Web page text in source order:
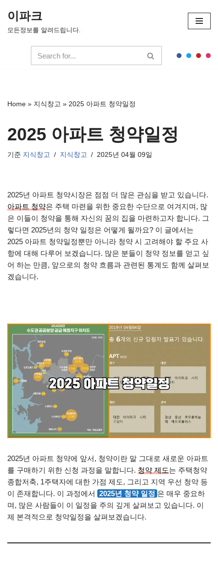
콘
기
이파크
모든정보를 알려드립니다.
Home » 지식창고 » 2025 아파트 청약일정
2025 아파트 청약일정
기준 지식창고 지식창고 2025년 04월 09일
2025년 아파트 청약시장은 점점 더 많은 관심을 받고 있습니다.
아파트 청약은 주택 마련을 위한 중요한 수단으로 여겨지며, 많
은 이들이 청약을 통해 자신의 꿈의 집을 마련하고자 합니다. 그
렇다면 2025년의 청약 일정은 어떻게 될까요? 이 글에서는
2025 아파트 청약일정뿐만 아니라 청약 시 고려해야 할 주요 사
항에 대해 다루어 보겠습니다. 많은 분들이 청약 정보를 얻고 싶
어 하는 만큼, 앞으로의 청약 흐름과 관련된 통계도 함께 살펴보
겠습니다.
2025년 아파트 청약에 앞서, 청약이란 말 그대로 새로운 아파트
를 구매하기 위한 신청 과정을 말합니다. 청약 제도는 주택청약
종합저축, 1주택자에 대한 가점 제도, 그리고 지역 우선 청약 등
이 존재합니다. 이 과정에서 2025년 청약 일정 은 매우 중요하
며, 많은 사람들이 이 일정을 주의 깊게 살펴보고 있습니다. 이
제 본격적으로 청약일정을 살펴보겠습니다.